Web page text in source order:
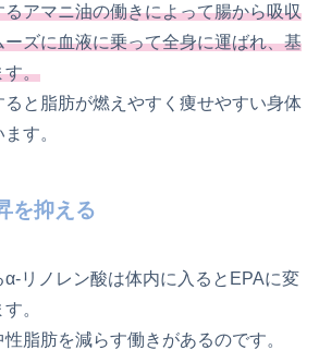
アマニ油の働きによって腸から吸収
ズに血液に乗って全身に運ばれ、基
す。
と脂肪が燃えやすく痩せやすい身体
す。
を抑える
リノレン酸は体内に入るとEPAに変
。
脂肪を減らす働きがあるのです。